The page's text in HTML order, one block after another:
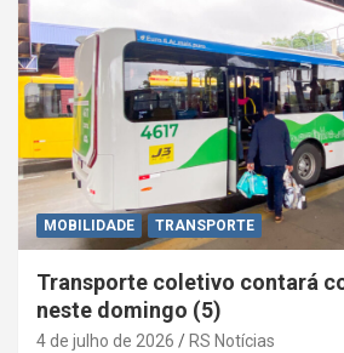
MOBILIDADE TRANSPORTE
Transporte coletivo contará
neste domingo (5)
4 de julho de 2026 RS Notícias